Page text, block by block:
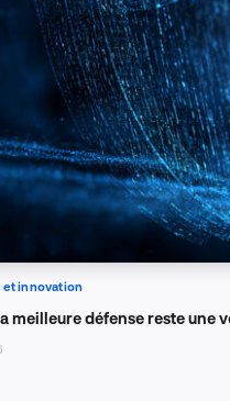
et innovation
la meilleure défense reste une